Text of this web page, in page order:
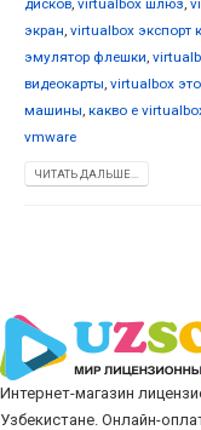
дисков, virtualbox шлюз,
экран, virtualbox экспорт
эмулятор флешки,
видеокарты, virtualbox это
машины, какво е
vmware
ЧИТАТЬ ДАЛЬШЕ...
Интернет-магазин
Узбекистане. Онлайн-